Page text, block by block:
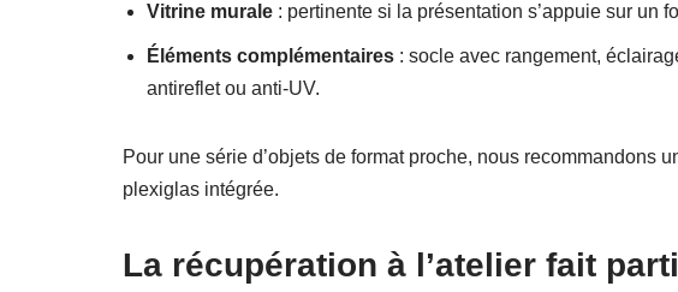
Vitrine murale : pertinente si la présentation s’appuie sur un
Éléments complémentaires : socle avec rangement,
antireflet ou anti-UV.
Pour une série d’objets de format proche, nous recommandons
plexiglas intégrée.
La récupération à l’atelier fait